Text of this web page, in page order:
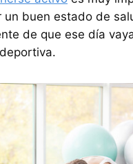
un buen estado de
de que ese día